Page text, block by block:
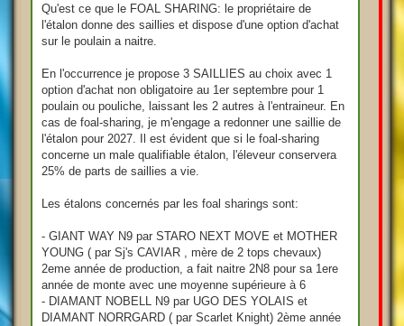
Qu'est ce que le FOAL SHARING: le propriétaire de
l'étalon donne des saillies et dispose d'une option d'achat
sur le poulain a naitre.
En l'occurrence je propose 3 SAILLIES au choix avec 1
option d'achat non obligatoire au 1er septembre pour 1
poulain ou pouliche, laissant les 2 autres à l'entraineur. En
cas de foal-sharing, je m'engage a redonner une saillie de
l'étalon pour 2027. Il est évident que si le foal-sharing
concerne un male qualifiable étalon, l'éleveur conservera
25% de parts de saillies a vie.
Les étalons concernés par les foal sharings sont:
- GIANT WAY N9 par STARO NEXT MOVE et MOTHER
YOUNG ( par Sj's CAVIAR , mère de 2 tops chevaux)
2eme année de production, a fait naitre 2N8 pour sa 1ere
année de monte avec une moyenne supérieure à 6
- DIAMANT NOBELL N9 par UGO DES YOLAIS et
DIAMANT NORRGARD ( par Scarlet Knight) 2ème année